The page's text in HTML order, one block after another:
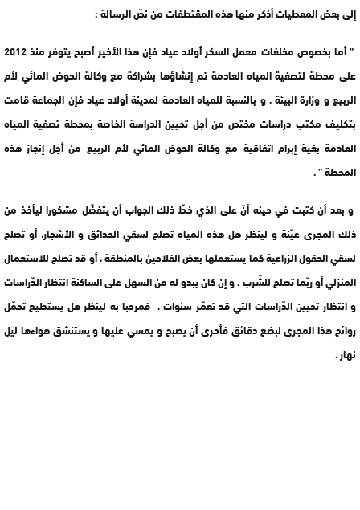
إلى بعض المعطيات أذكر منها هذه المقتطفات من نصّ الرسالة :
” أما بخصوص مخلفات معمل السكر أولاد عياد فإن هذا الأخير أصبح يتوفر منذ 2012
على محطة لتصفية المياه العادمة تم إنشاؤها بشراكة مع وكالة الحوض المائي لأم
الربيع و وزارة البيئة . و بالنسبة للمياه العادمة لمدينة أولاد عياد فإن الجماعة قامت
بتكليف مكتب دراسات مختص من أجل تحيين الدراسة الخاصة بمحطة تصفية المياه
العادمة بغية إبرام اتفاقية مع وكالة الحوض المائي لأم الربيع من أجل إنجاز هذه
المحطة ” .
و بعد أن كتبت في حينه أنّ على الذي خطّ ذلك الجواب أن يتفضّل مشكورا ليأخذ من
ذلك المجرى عيّنة و لينظر هل هذه المياه تصلح لسقي الحدائق و الأشجار، أو تصلح
لسقي الحقول الزراعية كما يستعملها بعض الفلاحين بالمنطقة ، أو قد تصلح للاستعمال
المنزلي أو ربّما تصلح للشّرب . و إن كان يبدو له من السهل على الساكنة انتظار الدّراسات
و انتظار تحيين الدّراسات التي قد تعمّر سنوات ، فمرحبا به لينظر هل يستطيع تحمّل
روائح هذا المجرى لبضع دقائق فأحرى أن يصبح و يمسي عليها و يستنشق هواءها ليل
نهار .